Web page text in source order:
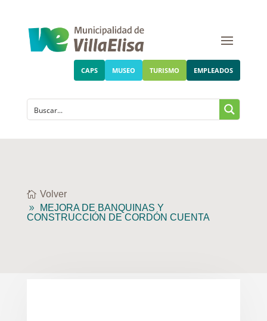
CAPS MUSEO TURISMO EMPLEADOS
Volver
MEJORA DE BANQUINAS Y
CONSTRUCCIÓN DE CORDÓN CUENTA